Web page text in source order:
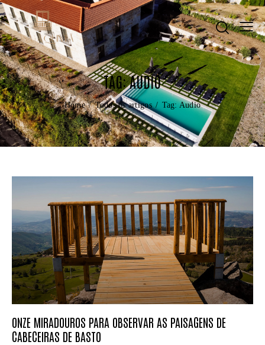
TAG: AUDIO
Home Todos os artigos Tag: Audio
ONZE MIRADOUROS PARA OBSERVAR AS PAISAGENS DE
CABECEIRAS DE BASTO